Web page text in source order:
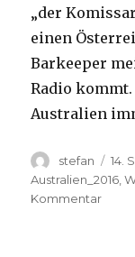
„der
einen
Barkeeper
Radio
Australien
Autor
stefan
am
14.
Australien_2016 ,
Kommentarzu